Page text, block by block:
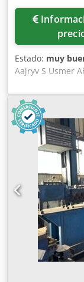
Información de
Estado: muy
Aajryv S Usmer
eléctrico en
mecánica).
de malla: 15
arbitraria
alambre:
hemos soldado
energía: 14 kVA
Accionamiento:
continua.